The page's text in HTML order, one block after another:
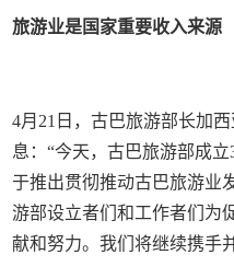
旅游业是国家重要收入来源
4月21日，古巴旅游部长加
息：“今天，古巴旅游部成
于推出贯彻推动古巴旅游
游部设立者们和工作者们为
献和努力。我们将继续携手